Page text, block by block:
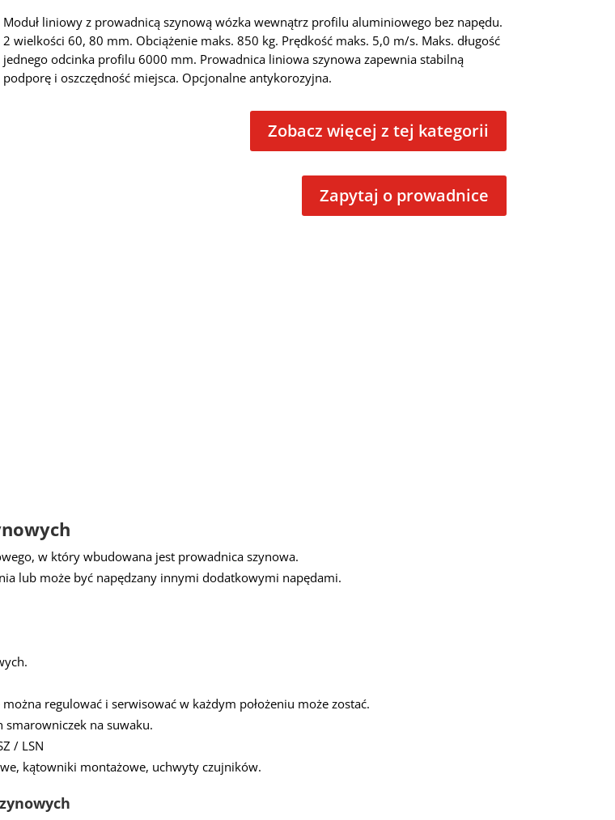
Moduł liniowy z prowadnicą szynową wózka wewnątrz profilu aluminiowego bez napędu.
2 wielkości 60, 80 mm. Obciążenie maks. 850 kg. Prędkość maks. 5,0 m/s. Maks. długość
jednego odcinka profilu 6000 mm. Prowadnica liniowa szynowa zapewnia stabilną
podporę i oszczędność miejsca. Opcjonalne antykorozyjna.
Zobacz więcej z tej kategorii
Zapytaj o prowadnice
w który wbudowana jest prowadnica szynowa.
lub może być napędzany innymi dodatkowymi napędami.
regulować i serwisować w każdym położeniu może zostać.
na suwaku.
/ LSN
kątowniki montażowe, uchwyty czujników.